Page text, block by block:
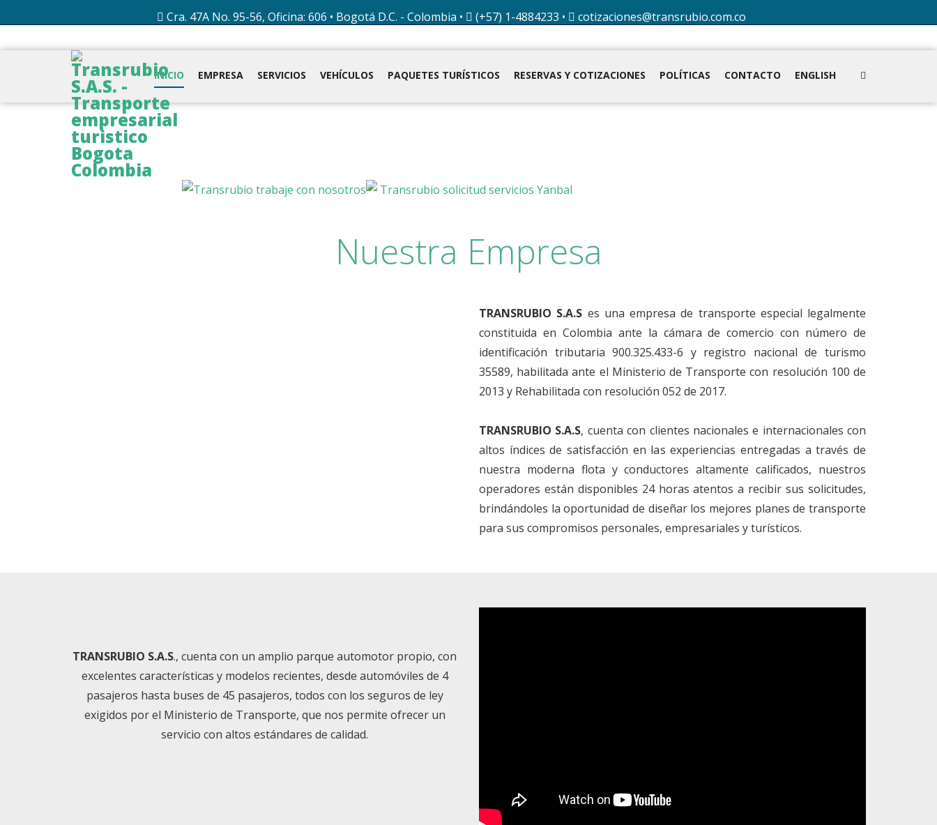
INICIO EMPRESA SERVICIOS VEHÍCULOS PAQUETES TURÍSTICOS RESERVAS Y COTIZACIONES POLÍTICAS CONTACTO ENGLISH
Nuestra Empresa
TRANSRUBIO S.A.S es una empresa de transporte especial legalmente
constituida en Colombia ante la cámara de comercio con número de
identificación tributaria 900.325.433-6 y registro nacional de turismo
35589, habilitada ante el Ministerio de Transporte con resolución 100 de
2013 y Rehabilitada con resolución 052 de 2017.
TRANSRUBIO S.A.S, cuenta con clientes nacionales e internacionales con
altos índices de satisfacción en las experiencias entregadas a través de
nuestra moderna flota y conductores altamente calificados, nuestros
operadores están disponibles 24 horas atentos a recibir sus solicitudes,
brindándoles la oportunidad de diseñar los mejores planes de transporte
para sus compromisos personales, empresariales y turísticos.
TRANSRUBIO S.A.S., cuenta con un amplio parque automotor propio, con
excelentes características y modelos recientes, desde automóviles de 4
pasajeros hasta buses de 45 pasajeros, todos con los seguros de ley
exigidos por el Ministerio de Transporte, que nos permite ofrecer un
servicio con altos estándares de calidad.
Cra. 47A No. 95-56, Oficina: 606 • Bogotá D.C. - Colombia • (+57) 1-4884233 • cotizaciones@transrubio.com.co